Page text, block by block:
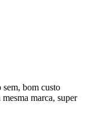
bom custo
marca, super